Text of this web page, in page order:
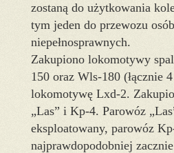
zostaną do użytkowania
tym jeden do przewozu osób
niepełnosprawnych.
Zakupiono lokomotywy
150 oraz Wls-180 (łącznie
lokomotywę Lxd-2.
„Las” i Kp-4. Parowóz
eksploatowany, parowóz
najprawdopodobniej